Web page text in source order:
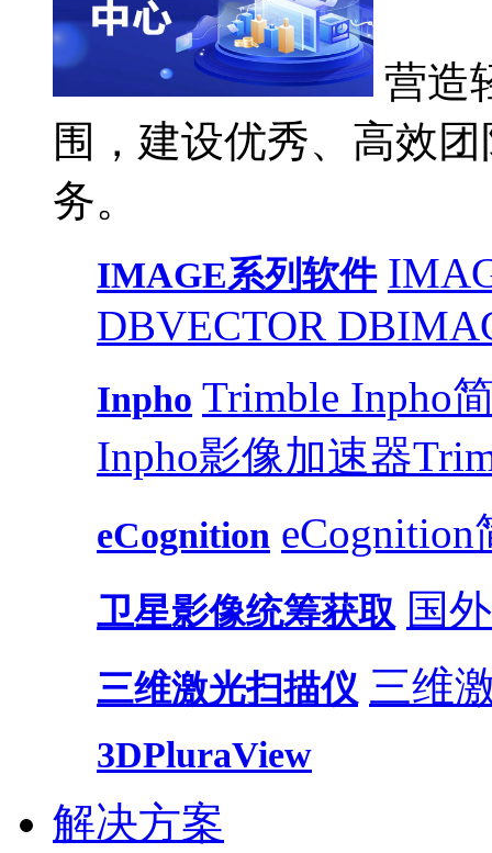
营造
围，建设优秀、高效
务。
IMAGE系列软件
DBVECTOR DB
Inpho Trimble Inpho
Inpho影像加速器
eCognition eCognition
卫星影像统筹获取 国
三维激光扫描仪 三维
3DPluraView
解决方案